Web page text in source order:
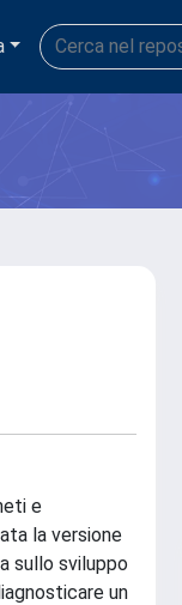
e
la versione
sullo sviluppo
un